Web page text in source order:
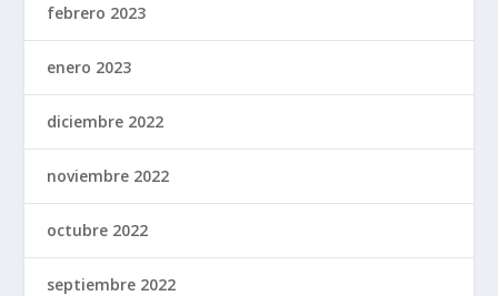
febrero 2023
enero 2023
diciembre 2022
noviembre 2022
octubre 2022
septiembre 2022